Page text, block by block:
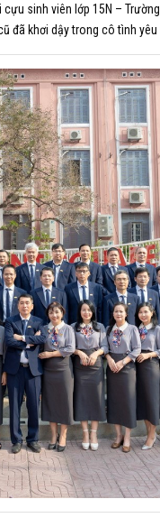
sinh viên lớp 15N –
đã khơi dậy trong cô tình yêu